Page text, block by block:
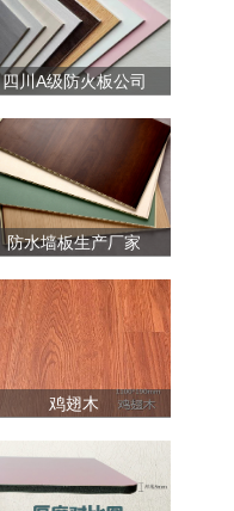
四川A级防火板公司
防水墙板生产厂家
鸡翅木